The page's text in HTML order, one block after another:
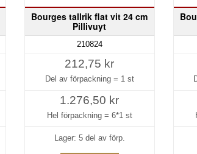
Bourges tallrik flat vit 24 cm
Pillivuyt
210824
212,75 kr
Del av förpackning = 1 st
1.276,50 kr
Hel förpackning = 6*1 st
Lager: 5 del av förp.